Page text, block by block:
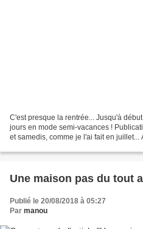
C'est presque la rentrée... Jusqu'à
jours en mode semi-vacances !
et samedis, comme je l'ai fait en
Une maison pas du tout
Publié le 20/08/2018 à 05:27
Par manou